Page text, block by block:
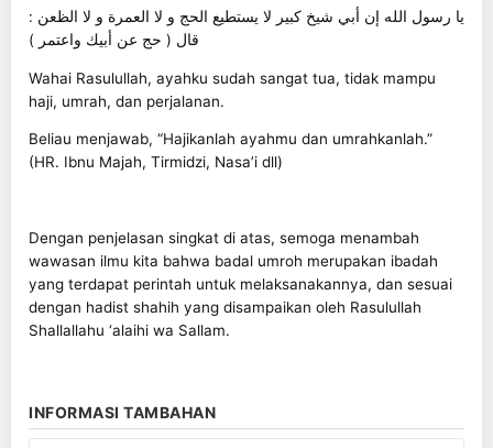
يا رسول الله إن أبي شيخ كبير لا يستطيع الحج و لا العمرة و لا الظعن :
قال ( حج عن أبيك واعتمر )
Wahai Rasulullah, ayahku sudah sangat tua, tidak mampu
haji, umrah, dan perjalanan.
Beliau menjawab, “Hajikanlah ayahmu dan umrahkanlah.”
(HR. Ibnu Majah, Tirmidzi, Nasa’i dll)
Dengan penjelasan singkat di atas, semoga menambah
wawasan ilmu kita bahwa badal umroh merupakan ibadah
yang terdapat perintah untuk melaksanakannya, dan sesuai
dengan hadist shahih yang disampaikan oleh Rasulullah
Shallallahu ‘alaihi wa Sallam.
INFORMASI TAMBAHAN